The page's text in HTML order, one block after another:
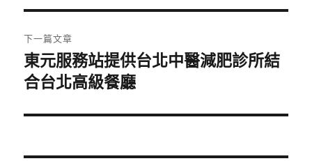
覽
文
章:
下一篇文章
下
一
文
東元服務站提供台北中醫減肥診所結
合台北高級餐廳